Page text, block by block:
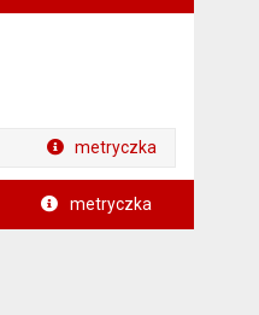
metryczka
metryczka